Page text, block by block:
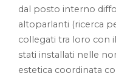
dal posto interno
altoparlanti (ricerca
collegati tra loro con
stati installati nelle
estetica coordinata